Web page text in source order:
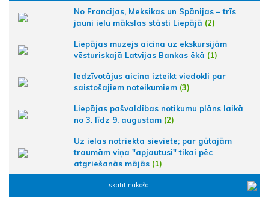
No Francijas, Meksikas un Spānijas – trīs
jauni ielu mākslas stāsti Liepājā (2)
Liepājas muzejs aicina uz ekskursijām
vēsturiskajā Latvijas Bankas ēkā (1)
Iedzīvotājus aicina izteikt viedokli par
saistošajiem noteikumiem (3)
Liepājas pašvaldības notikumu plāns laikā
no 3. līdz 9. augustam (2)
Uz ielas notriekta sieviete; par gūtajām
traumām viņa "apjautusi" tikai pēc
atgriešanās mājās (1)
skatīt nākošo